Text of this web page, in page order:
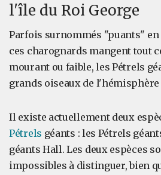
l'île du Roi George
Parfois surnommés "puants"
ces charognards mangent tout
mourant ou faible, les Pétrels
grands oiseaux de l'hémisphère
Il existe actuellement deux
Pétrels géants : les Pétrels
géants Hall. Les deux espèces
impossibles à distinguer, bien